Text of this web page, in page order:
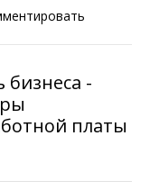
-
платы